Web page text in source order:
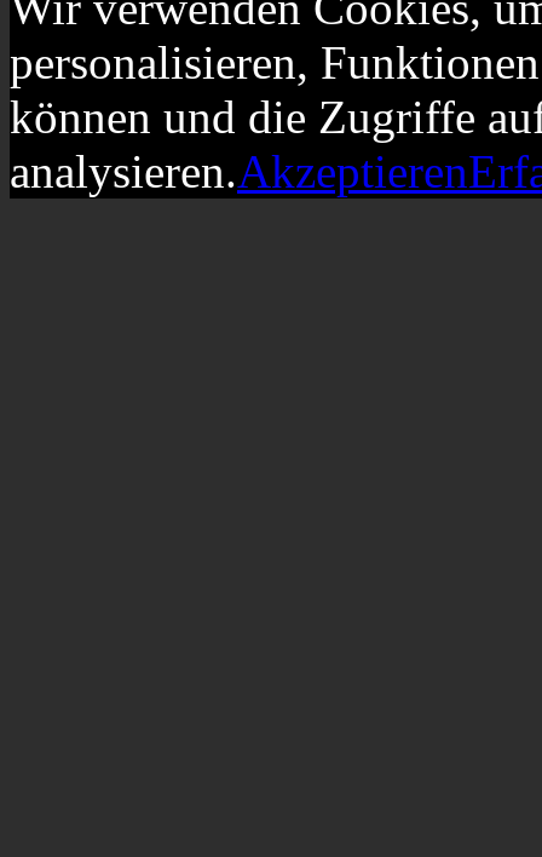
personalisieren,
können und die Zugriffe
analysieren.Akzeptieren